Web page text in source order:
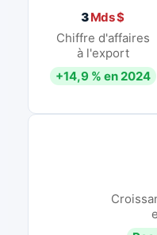
3Mds $
Chiffre d'affaires
à l'export
+14,9 % en 2024